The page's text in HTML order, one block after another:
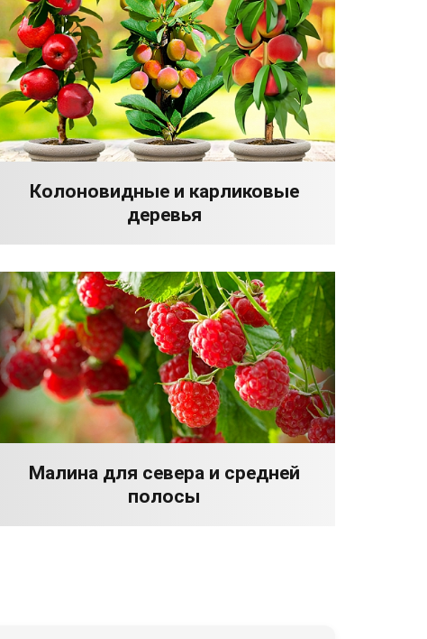
Колоновидные и карликовые
деревья
Малина для севера и средней
полосы